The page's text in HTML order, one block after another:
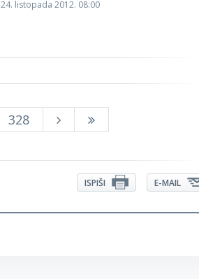
24. listopada 2012. 08:00
328
E-MAIL
ISPIŠI